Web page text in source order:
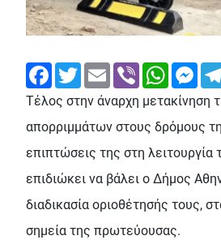
FacebookTwitterEmail Viber
Τέλος στην άναρχη μετακίνηση
απορριμμάτων στους δρόμους
επιπτώσεις της στη λειτουργία
επιδιώκει να βάλει ο Δήμος
διαδικασία οριοθέτησής τους,
σημεία της πρωτεύουσας.